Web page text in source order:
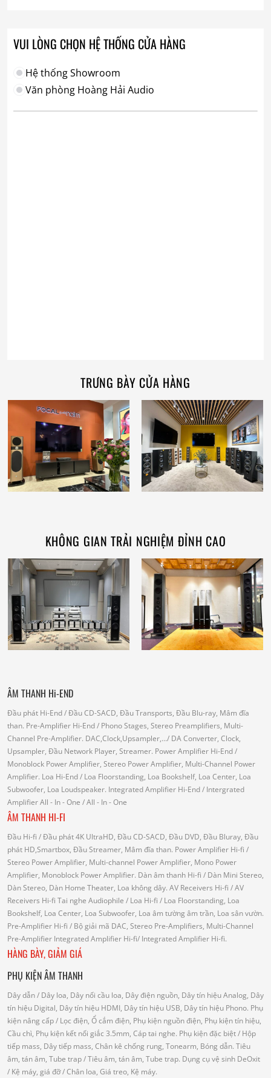
VUI LÒNG CHỌN HỆ THỐNG CỬA HÀNG
Hệ thống Showroom
Văn phòng Hoàng Hải Audio
TRƯNG BÀY CỬA HÀNG
KHÔNG GIAN TRẢI NGHIỆM ĐỈNH CAO
ÂM THANH Hi-END
Đầu phát Hi-End/ Đầu CD-SACD, Đầu Transports, Đầu Blu-ray, Mâm đĩa
than. Pre-Amplifier Hi-End/ Phono Stages, Stereo Preamplifiers, Multi-
Channel Pre-Amplifier. DAC,Clock,Upsampler,.../ DA Converter, Clock,
Upsampler, Đầu Network Player, Streamer. Power Amplifier Hi-End/
Monoblock Power Amplifier, Stereo Power Amplifier, Multi-Channel Power
Amplifier. Loa Hi-End/ Loa Floorstanding, Loa Bookshelf, Loa Center, Loa
Subwoofer, Loa Loudspeaker. Integrated Amplifier Hi-End/ Intergrated
AmplifierAll - In - One / All - In - One
ÂM THANH HI-FI
Đầu Hi-fi / Đầu phát 4K UltraHD, Đầu CD-SACD, Đầu DVD, Đầu Bluray, Đầu
phát HD,Smartbox, Đầu Streamer, Mâm đĩa than. Power Amplifier Hi-fi /
Stereo Power Amplifier, Multi-channel Power Amplifier, Mono Power
Amplifier, Monoblock Power Amplifier. Dàn âm thanh Hi-fi / Dàn Mini Stereo,
Dàn Stereo, Dàn Home Theater, Loa không dây. AV Receivers Hi-fi / AV
Receivers Hi-fi Tai nghe Audiophile / Loa Hi-fi / Loa Floorstanding, Loa
Bookshelf, Loa Center, Loa Subwoofer, Loa âm tường âm trần, Loa sân vườn.
Pre-Amplifier Hi-fi / Bộ giải mã DAC, Stereo Pre-Amplifiers, Multi-Channel
Pre-Amplifier Integrated Amplifier Hi-fi/ Integrated Amplifier Hi-fi.
HÀNG BÀY, GIẢM GIÁ
PHỤ KIỆN ÂM THANH
Dây dẫn/ Dây loa, Dây nối cầu loa, Dây điện nguồn, Dây tín hiệu Analog, Dây
tín hiệu Digital, Dây tín hiệu HDMI, Dây tín hiệu USB, Dây tín hiệu Phono. Phụ
kiện nâng cấp/ Lọc điện, Ổ cắm điện, Phụ kiện nguồn điện, Phụ kiện tín hiệu,
Cầu chì, Phụ kiện kết nối giắc 3.5mm, Cáp tai nghe. Phụ kiện đặc biệt/ Hộp
tiếp mass, Dây tiếp mass, Chân kê chống rung, Tonearm, Bóng dẫn. Tiêu
âm, tán âm, Tube trap/ Tiêu âm, tán âm, Tube trap. Dụng cụ vệ sinh DeOxit
/ Kệ máy, giá đỡ/ Chân loa, Giá treo, Kệ máy.